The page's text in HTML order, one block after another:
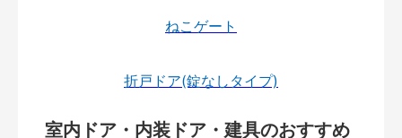
ねこゲート
折戸ドア(錠なしタイプ)
室内ドア・内装ドア・建具のおすすめ